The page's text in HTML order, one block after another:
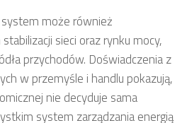
może również
sieci oraz rynku mocy,
przychodów. Doświadczenia z
w przemyśle i handlu pokazują,
nie decyduje sama
system zarządzania energią